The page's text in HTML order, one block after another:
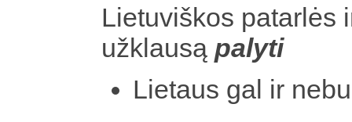
Lietuviškos patarlės
užklausą palyti
Lietaus gal ir